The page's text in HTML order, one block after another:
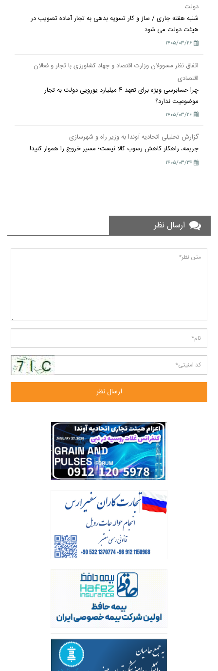
دولت
شنبه هفته جاری / ساز و کار تسویه بدهی به تجار آماده تصویب در
هیئت دولت می شود
۱۴۰۵/۰۳/۲۶
اتفاق نظر مسوولان وزارت اقتصاد و جهاد کشاورزی با تجار و فعالان
اقتصادی
چرا حسابرسی ویژه برای تعهد 4 میلیارد یورویی دولت به تجار
موضوعیت ندارد؟
۱۴۰۵/۰۳/۲۶
گزارش تحلیلی اتحادیه آوندا به وزیر راه و شهرسازی
جریمه، راهکار کاهش رسوب کالا نیست؛ مسیر خروج را هموار کنید!
۱۴۰۵/۰۳/۲۴
ارسال نظر
ارسال نظر